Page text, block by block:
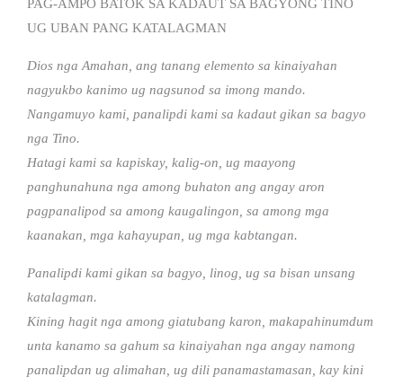
PAG-AMPO BATOK SA KADAUT SA BAGYONG TINO
UG UBAN PANG KATALAGMAN
Dios nga Amahan, ang tanang elemento sa kinaiyahan
nagyukbo kanimo ug nagsunod sa imong mando.
Nangamuyo kami, panalipdi kami sa kadaut gikan sa bagyo
nga Tino.
Hatagi kami sa kapiskay, kalig-on, ug maayong
panghunahuna nga among buhaton ang angay aron
pagpanalipod sa among kaugalingon, sa among mga
kaanakan, mga kahayupan, ug mga kabtangan.
Panalipdi kami gikan sa bagyo, linog, ug sa bisan unsang
katalagman.
Kining hagit nga among giatubang karon, makapahinumdum
unta kanamo sa gahum sa kinaiyahan nga angay namong
panalipdan ug alimahan, ug dili panamastamasan, kay kini